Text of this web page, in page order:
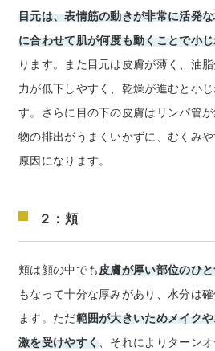
目元は、表情筋の動きが非常に活発
に合わせて肌が何度も動くことで小
ります。また目元は皮膚が薄く、油
力が低下しやすく、乾燥が進むと小
す。さらに目の下の皮膚はリンパ管
物の排出がうまくいかずに、むくみ
原因になります。
２：頬
頬は顔の中でも皮膚が厚い部位のひ
もなって十分な厚みがあり、水分は
ます。ただ範囲が大きいためメイク
激を受けやすく 、それによりターン